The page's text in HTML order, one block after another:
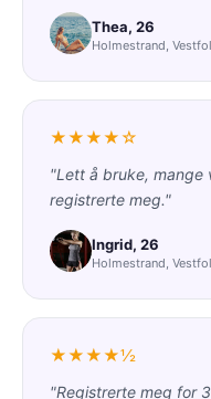
Thea, 26
Holmestrand,
★★★★☆
"Lett å bruke, mange
registrerte meg."
Ingrid, 26
Holmestrand,
★★★★½
"Registrerte meg for